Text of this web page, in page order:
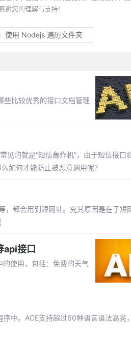
您的理解与支持！
:使用 Nodejs 遍历文件夹
些比较优秀的接口文档管理
的就是“短信轰炸机”，由于短信接口
如何才能防止被恶意调用呢？
，都会用到短网址。究其原因是在于短
api接口
使用，包括：免费的天气
中。ACE支持超过60种语言语法高亮